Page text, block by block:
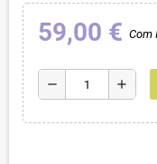
59,00 € Com
remove add